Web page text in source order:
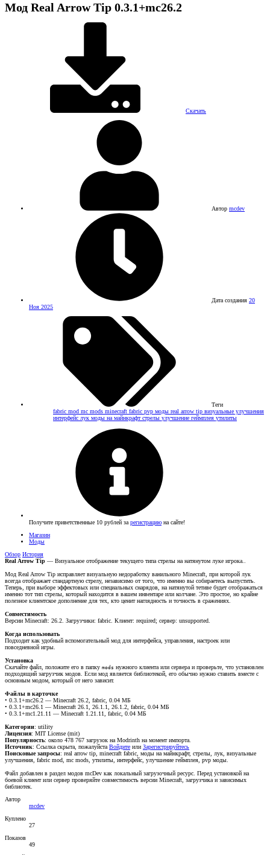
Мод Real Arrow Tip 0.3.1+mc26.2
Скачать
Автор mcdev
Дата создания 20
Ноя 2025
Теги
fabric mod mc mods minecraft fabric pvp моды real arrow tip визуальные улучшения
интерфейс лук моды на майнкрафтстрелы улучшение геймплея утилиты
Получите приветственные 10 рублей за регистрацию на сайте!
Магазин
Моды
Обзор История
Real Arrow Tip — Визуальное отображение текущего типа стрелы на натянутом луке игрока..
Мод Real Arrow Tip исправляет визуальную недоработку ванильного Minecraft, при которой лук
всегда отображает стандартную стрелу, независимо от того, что именно вы собираетесь выпустить.
Теперь, при выборе эффектовых или специальных снарядов, на натянутой тетиве будет отображаться
именно тот тип стрелы, который находится в вашем инвентаре или колчане. Это простое, но крайне
полезное клиентское дополнение для тех, кто ценит наглядность и точность в сражениях.
Совместимость
Версии Minecraft: 26.2. Загрузчики: fabric. Клиент: required; сервер: unsupported.
Когда использовать
Подходит как удобный вспомогательный мод для интерфейса, управления, настроек или
повседневной игры.
Установка
Скачайте файл, положите его в папку mods нужного клиента или сервера и проверьте, что установлен
подходящий загрузчик модов. Если мод является библиотекой, его обычно нужно ставить вместе с
основным модом, который от него зависит.
Файлы в карточке
• 0.3.1+mc26.2 — Minecraft 26.2, fabric, 0.04 МБ
• 0.3.1+mc26.1 — Minecraft 26.1, 26.1.1, 26.1.2, fabric, 0.04 МБ
• 0.3.1+mc1.21.11 — Minecraft 1.21.11, fabric, 0.04 МБ
Категории: utility
Лицензия: MIT License (mit)
Популярность: около 478 767 загрузок на Modrinth на момент импорта.
Источник: Ссылка скрыта, пожалуйста Войдите или Зарегистрируйтесь
Поисковые запросы: real arrow tip, minecraft fabric, моды на майнкрафт, стрелы, лук, визуальные
улучшения, fabric mod, mc mods, утилиты, интерфейс, улучшение геймплея, pvp моды.
Файл добавлен в раздел модов mcDev как локальный загрузочный ресурс. Перед установкой на
боевой клиент или сервер проверяйте совместимость версии Minecraft, загрузчика и зависимых
библиотек.
Автор
mcdev
Куплено
27
Показов
49